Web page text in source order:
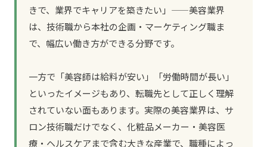
きで、業界でキャリアを築きたい」——美容業界
は、技術職から本社の企画・マーケティング職ま
で、幅広い働き方ができる分野です。
一方で「美容師は給料が安い」「労働時間が長い」
といったイメージもあり、転職先として正しく理解
されていない面もあります。実際の美容業界は、サ
ロン技術職だけでなく、化粧品メーカー・美容医
療・ヘルスケアまで含む大きな産業で、職種によっ